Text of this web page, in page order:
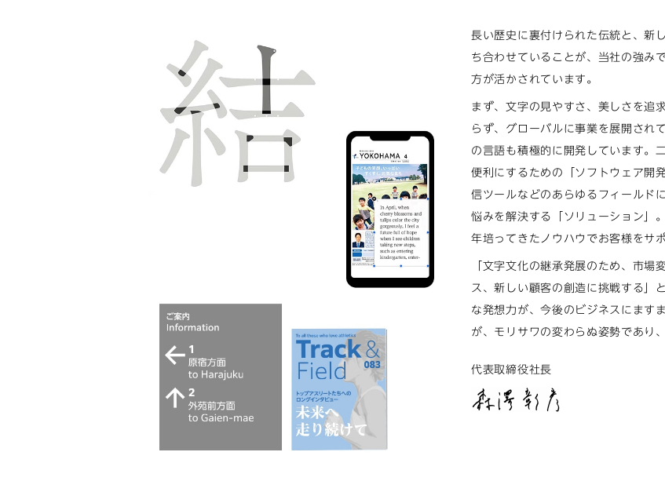
長い歴史に裏付けられた伝統と、新
ち合わせていることが、当社の強み
方が活かされています。
まず、文字の見やすさ、美しさを追
らず、グローバルに事業を展開され
の言語も積極的に開発しています。
便利にするための「ソフトウェア開
信ツールなどのあらゆるフィールド
悩みを解決する「ソリューション」
年培ってきたノウハウでお客様をサ
「文字文化の継承発展のため、市場
ス、新しい顧客の創造に挑戦する」
な発想力が、今後のビジネスにます
が、モリサワの変わらぬ姿勢であり
代表取締役社長